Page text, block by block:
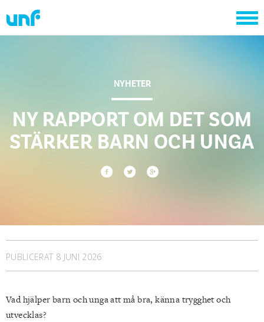
NYHETER
NY RAPPORT OM DET SOM
STÄRKER BARN OCH UNGA
PUBLICERAT 8 JUNI 2026
Vad hjälper barn och unga att må bra, känna trygghet och
utvecklas?